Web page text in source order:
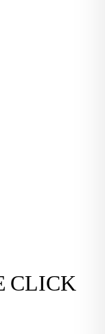
CLICK